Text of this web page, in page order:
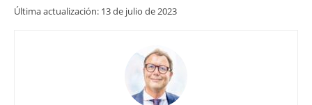
Última actualización: 13 de julio de 2023